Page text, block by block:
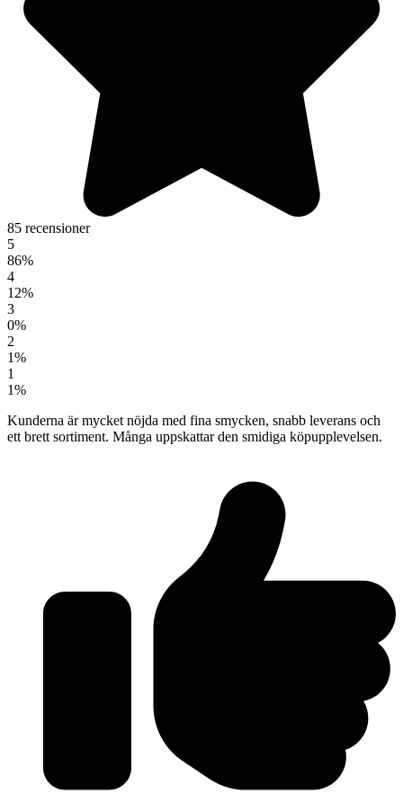
85 recensioner
5
86%
4
12%
3
0%
2
1%
1
1%
Kunderna är mycket nöjda med fina smycken, snabb leverans och
ett brett sortiment. Många uppskattar den smidiga köpupplevelsen.